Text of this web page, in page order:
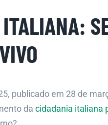
publicado em 28 de
da cidadania italiana